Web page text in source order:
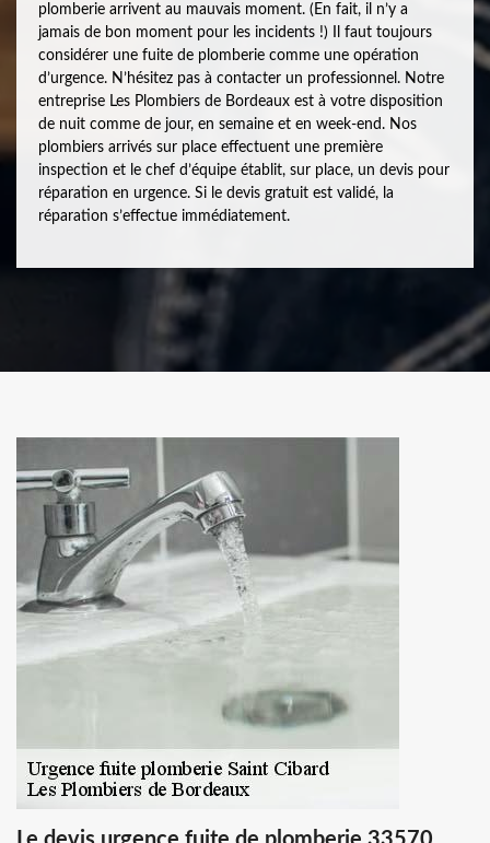
plomberie arrivent au mauvais moment. (En fait, il n’y a
jamais de bon moment pour les incidents !) Il faut toujours
considérer une fuite de plomberie comme une opération
d’urgence. N’hésitez pas à contacter un professionnel. Notre
entreprise Les Plombiers de Bordeaux est à votre disposition
de nuit comme de jour, en semaine et en week-end. Nos
plombiers arrivés sur place effectuent une première
inspection et le chef d’équipe établit, sur place, un devis pour
réparation en urgence. Si le devis gratuit est validé, la
réparation s’effectue immédiatement.